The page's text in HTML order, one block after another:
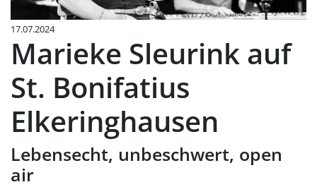
17.07.2024
Marieke Sleurink auf
St. Bonifatius
Elkeringhausen
Lebensecht, unbeschwert, open
air